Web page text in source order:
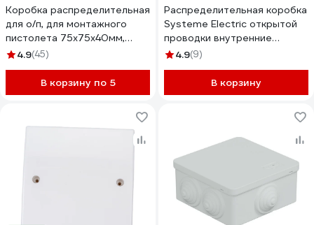
Коробка распределительная
для о/п, для монтажного
пистолета 75x75x40мм,
белая Gigant 72932-1GI
4.9(45)
В корзину по 5
Распределительная коробка
Systeme Electric открытой
проводки внутренние
размеры 100X100X50 мм,
IMT350911
4.9(9)
В корзину